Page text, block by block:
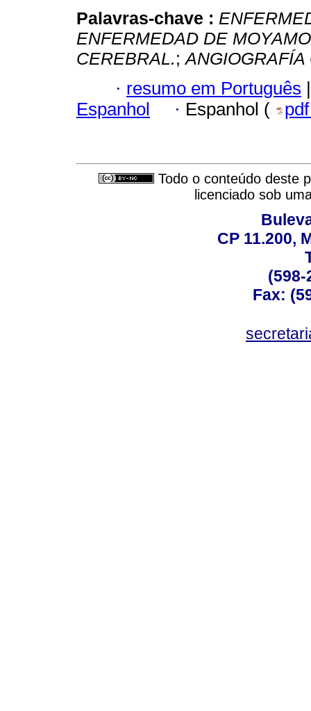
Palavras-chave :
ENFERMEDAD DE
CEREBRAL.;
· resumo em Português |
Espanhol
· Espanhol (
Todo o conteúdo deste
licenciado sob
CP 11.200,
(598-
Fax: